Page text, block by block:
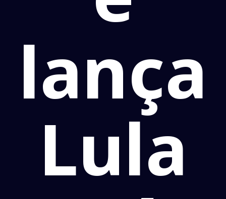
lança
Lula